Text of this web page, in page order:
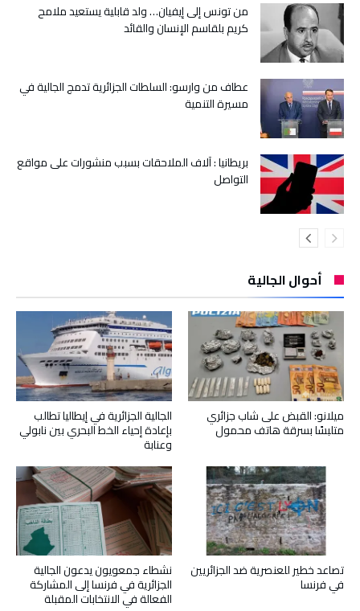
من تونس إلى إيفيان… ولد قابلية يستعيد ملامح
كريم بلقاسم الإنسان والقائد
عطاف من وارسو: السلطات الجزائرية تدمج الجالية في
مسيرة التنمية
بريطانيا : آلاف الملاحقات بسبب منشورات على مواقع
التواصل
أحوال الجالية
الجالية الجزائرية في إيطاليا تطالب
بإعادة إحياء الخط البحري بين نابولي
وعنابة
ميلانو: القبض على شاب جزائري
متلبسًا بسرقة هاتف محمول
نشطاء جمعويون يدعون الجالية
الجزائرية في فرنسا إلى المشاركة
الفعالة في الانتخابات المقبلة
تصاعد خطير للعنصرية ضد الجزائريين
في فرنسا